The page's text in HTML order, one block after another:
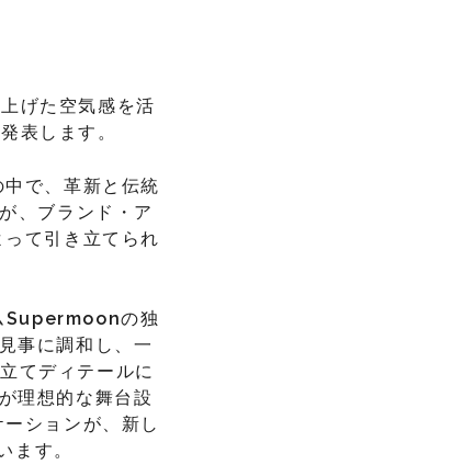
げた空気感を活
表します。
で、革新と伝統
、ブランド・ア
て引き立てられ
Supermoonの独
事に調和し、一
てディテールに
理想的な舞台設
ションが、新し
ます。